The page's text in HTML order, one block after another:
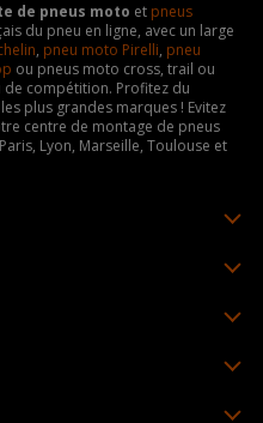
de pneus moto et pneus
du pneu en ligne, avec un large
, pneu moto Pirelli, pneu
ou pneus moto cross, trail ou
compétition. Profitez du
plus grandes marques ! Evitez
centre de montage de pneus
Lyon, Marseille, Toulouse et